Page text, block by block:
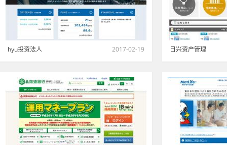
hyu投资法人 2017-02-19 日兴资产管理
金融·证券·保险|绿色 1407 金融·证券·保险|